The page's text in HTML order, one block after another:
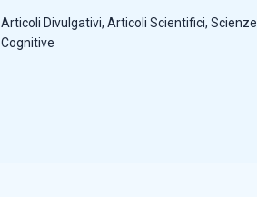
Articoli Divulgativi, Articoli Scientifici, Scienze
Cognitive